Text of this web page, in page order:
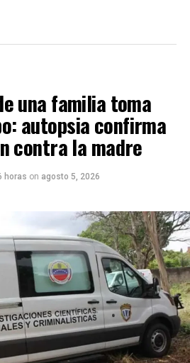
una familia toma
autopsia confirma
contra la madre
horas on agosto 5, 2026